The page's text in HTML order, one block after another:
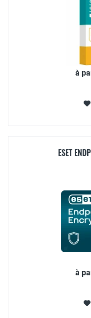
à
ESET
à